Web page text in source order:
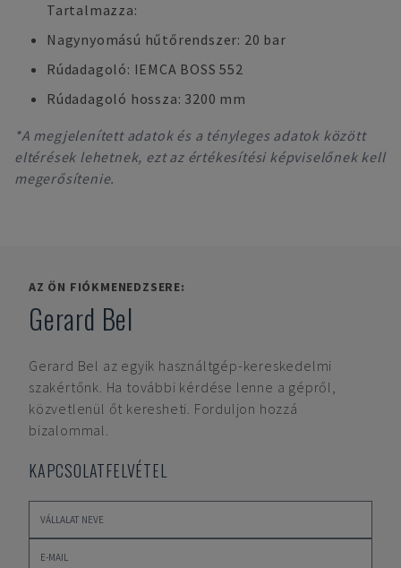
Tartalmazza:
Nagynyomású hűtőrendszer: 20 bar
Rúdadagoló: IEMCA BOSS 552
Rúdadagoló hossza: 3200 mm
*A megjelenített adatok és a tényleges adatok között
eltérések lehetnek, ezt az értékesítési képviselőnek kell
megerősítenie.
AZ ÖN FIÓKMENEDZSERE:
Gerard Bel
Gerard Bel az egyik használtgép-kereskedelmi
szakértőnk. Ha további kérdése lenne a gépről,
közvetlenül őt keresheti. Forduljon hozzá
bizalommal.
KAPCSOLATFELVÉTEL